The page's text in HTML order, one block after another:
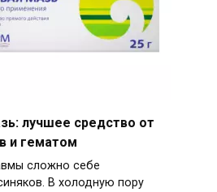
лучшее средство от
и гематом
сложно себе
В холодную пору